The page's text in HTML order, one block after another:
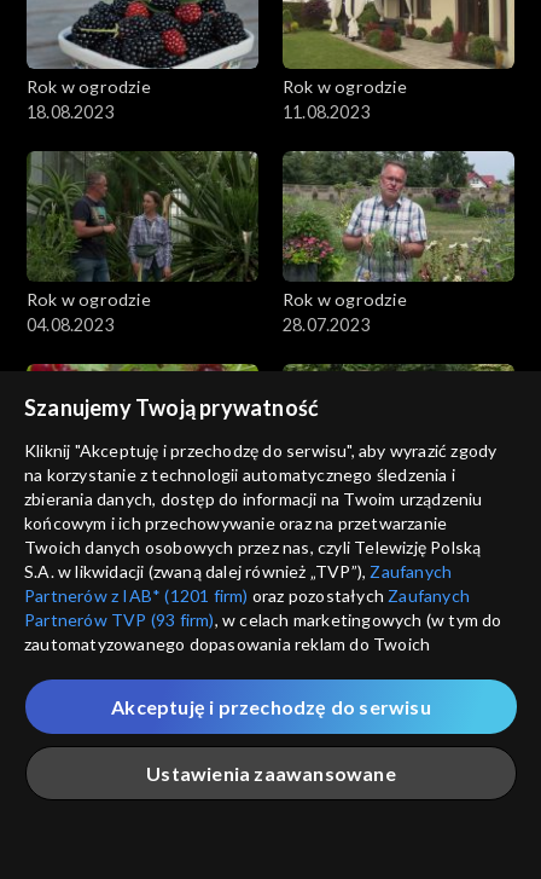
Rok w ogrodzie
18.08.2023
Rok w ogrodzie
11.08.2023
Rok w ogrodzie
04.08.2023
Rok w ogrodzie
28.07.2023
Rok w ogrodzie
21.07.2023
Rok w ogrodzie
14.07.2023
Rok w ogrodzie
07.07.2023
Rok w ogrodzie
30.06.2023
Szanujemy Twoją prywatność
Kliknij "Akceptuję i przechodzę do serwisu", aby wyrazić zgody
na korzystanie z technologii automatycznego śledzenia i
zbierania danych, dostęp do informacji na Twoim urządzeniu
końcowym i ich przechowywanie oraz na przetwarzanie
Twoich danych osobowych przez nas, czyli Telewizję Polską
S.A. w likwidacji (zwaną dalej również „TVP”), Zaufanych
Partnerów z IAB* (1201 firm) oraz pozostałych Zaufanych
Partnerów TVP (93 firm), w celach marketingowych (w tym do
zautomatyzowanego dopasowania reklam do Twoich
które wskazujemy poniżej, a także zgody na udostępnianie
przez nas identyfikatora PPID do Google.
Twoje dane osobowe zbierane podczas odwiedzania przez
Ciebie naszych
poszczególnych serwisówzwanych dalej
„Portalem”, w tym informacje zapisywane za pomocą
Ustawienia zaawansowane
Akceptuję i przechodzę do serwisu